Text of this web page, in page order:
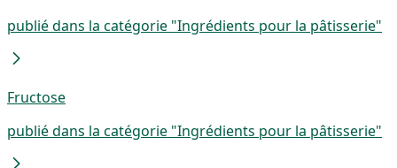
publié dans la catégorie "Ingrédients pour la pâtisserie"
Fructose
publié dans la catégorie "Ingrédients pour la pâtisserie"